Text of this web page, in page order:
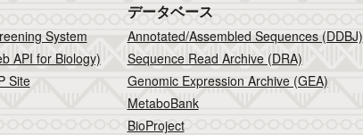
System
API for Biology)
Site
データベース
Annotated/Assembled Sequences (DDBJ)
Sequence Read Archive (DRA)
Genomic Expression Archive (GEA)
MetaboBank
BioProject